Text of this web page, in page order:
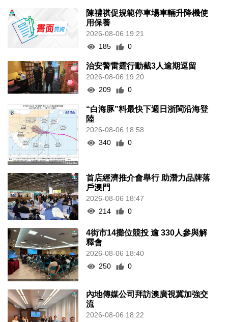
陳禮祺促規範停車場車輛升降機使
用保養
2026-08-06 19:21
185
0
治安警雷霆行動截3人逾期逗留
2026-08-06 19:20
209
0
“白海豚”料最快下週日浙閩沿海登
陸
2026-08-06 18:58
340
0
首店經濟推介會舉行 助潛力品牌落
戶澳門
2026-08-06 18:47
214
0
4街市14攤位競投 逾 330人參與解
釋會
2026-08-06 18:40
250
0
內地傳媒公司拜訪澳廣視冀加強交
流
2026-08-06 18:22